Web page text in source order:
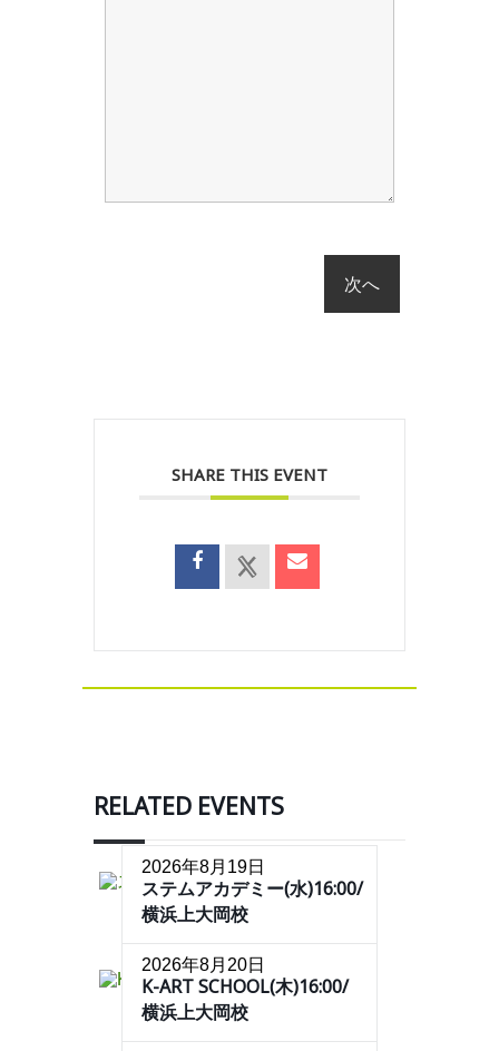
SHARE THIS EVENT
RELATED EVENTS
2026年8月19日
ステムアカデミー(水)16:00/
横浜上大岡校
2026年8月20日
K-ART SCHOOL(木)16:00/
横浜上大岡校